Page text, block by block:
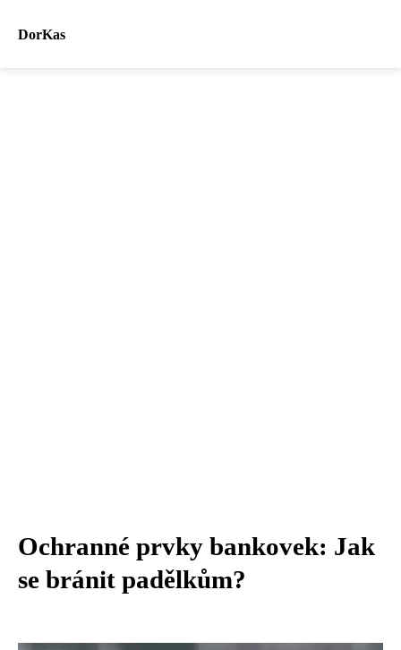
DorKas
Ochranné prvky bankovek: Jak
se bránit padělkům?